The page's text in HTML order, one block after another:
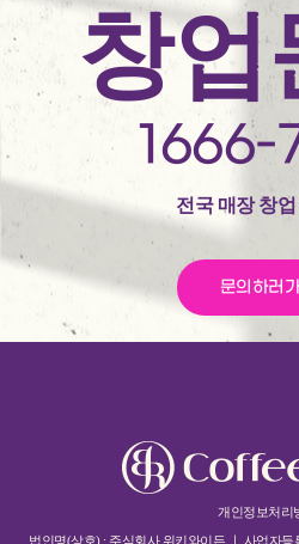
창업
1666-
전국 매장 창
문의하러가
개인정보처리
법인명(상호) : 주식회사 위키와이든 ㅣ 사업자등